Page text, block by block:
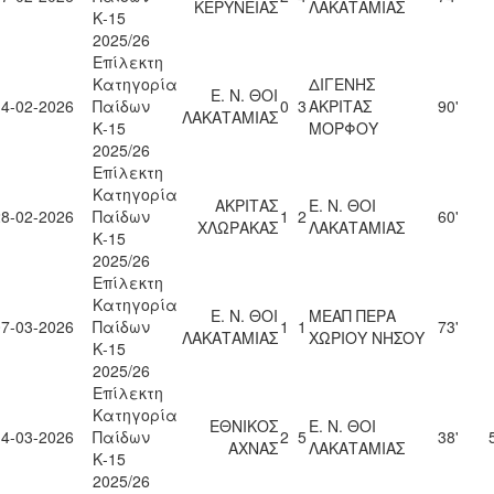
Κ-15
2025/26
ΚΕΡΥΝΕΙΑΣ
ΛΑΚΑΤΑΜΙΑΣ
02-2026
Επίλεκτη
Κατηγορία
Παίδων
Κ-15
2025/26
Ε. Ν. ΘΟΙ
ΛΑΚΑΤΑΜΙΑΣ0 3
ΔΙΓΕΝΗΣ
ΑΚΡΙΤΑΣ
ΜΟΡΦΟΥ
90'
02-2026
Επίλεκτη
Κατηγορία
Παίδων
Κ-15
2025/26
ΑΚΡΙΤΑΣ
ΧΛΩΡΑΚΑΣ1 2 Ε. Ν. ΘΟΙ
ΛΑΚΑΤΑΜΙΑΣ
60'
03-2026
Επίλεκτη
Κατηγορία
Παίδων
Κ-15
2025/26
Ε. Ν. ΘΟΙ
ΛΑΚΑΤΑΜΙΑΣ1 1 ΜΕΑΠ ΠΕΡΑ
ΧΩΡΙΟΥ ΝΗΣΟΥ 73'
03-2026
Επίλεκτη
Κατηγορία
Παίδων
Κ-15
2025/26
ΕΘΝΙΚΟΣ
ΑΧΝΑΣ2 5Ε. Ν. ΘΟΙ
ΛΑΚΑΤΑΜΙΑΣ
38'